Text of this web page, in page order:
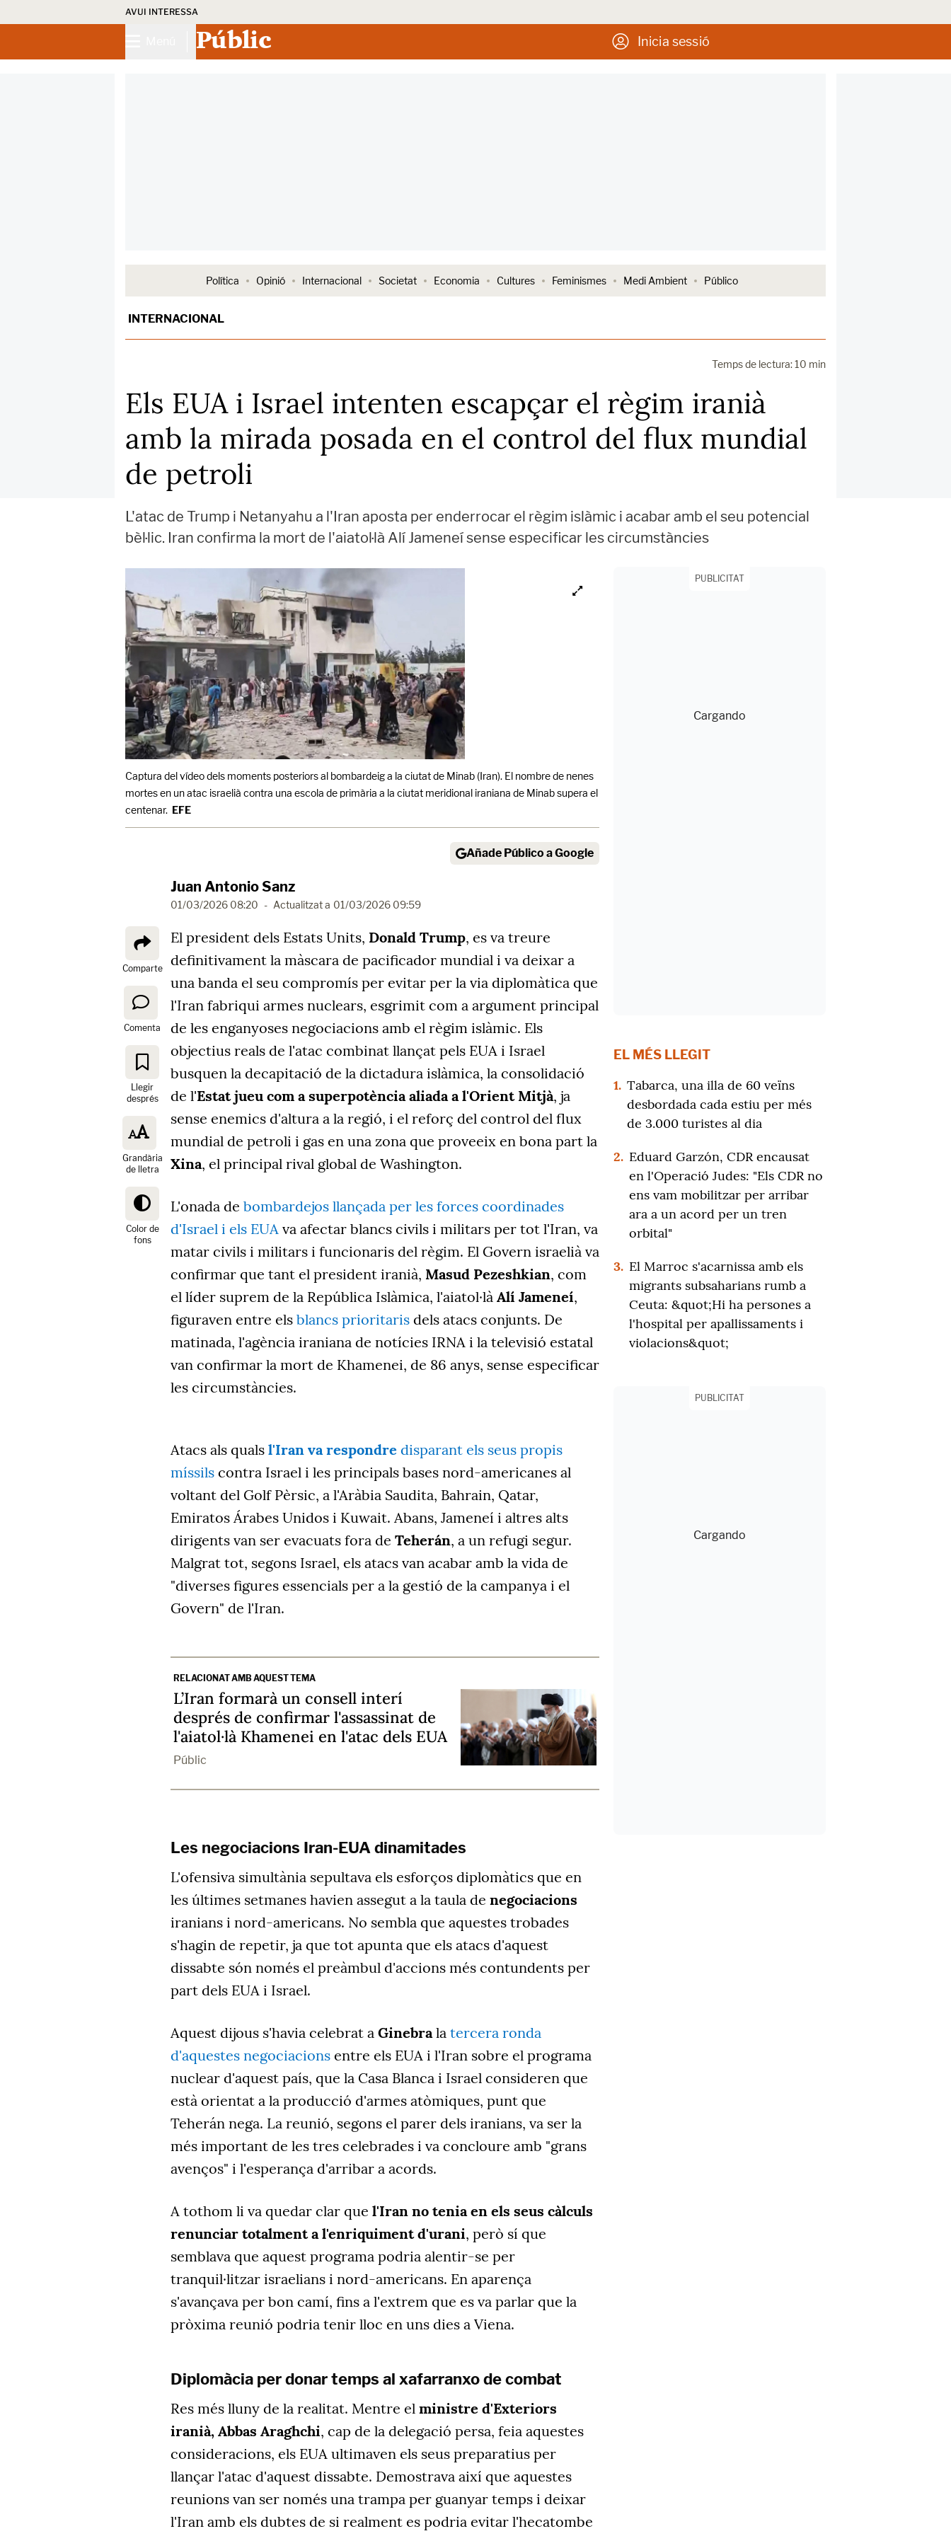
AVUI INTERESSA
Públic Inicia sessió
Política Opinió Internacional Societat Economia Cultures Feminismes Medi Ambient Público
INTERNACIONAL
Temps de lectura: 10 min
Els EUA i Israel intenten escapçar el règim iranià
amb la mirada posada en el control del flux mundial
de petroli
L'atac de Trump i Netanyahu a l'Iran aposta per enderrocar el règim islàmic i acabar amb el seu potencial
bèl·lic. Iran confirma la mort de l'aiatol·là Alí Jameneí sense especificar les circumstàncies
Captura del vídeo dels moments posteriors al bombardeig a la ciutat de Minab (Iran). El nombre de nenes
mortes en un atac israelià contra una escola de primària a la ciutat meridional iraniana de Minab supera el
centenar. EFE
Añade Público a Google
Juan Antonio Sanz
01/03/2026 08:20 - Actualitzat a 01/03/2026 09:59
Comparte
Comenta
Llegir
després
Grandària
de lletra
Color de
fons
El president dels Estats Units, Donald Trump, es va treure
definitivament la màscara de pacificador mundial i va deixar a
una banda el seu compromís per evitar per la via diplomàtica que
l'Iran fabriqui armes nuclears, esgrimit com a argument principal
de les enganyoses negociacions amb el règim islàmic. Els
objectius reals de l'atac combinat llançat pels EUA i Israel
busquen la decapitació de la dictadura islàmica, la consolidació
de l'Estat jueu com a superpotència aliada a l'Orient Mitjà, ja
sense enemics d'altura a la regió, i el reforç del control del flux
mundial de petroli i gas en una zona que proveeix en bona part la
Xina, el principal rival global de Washington.
L'onada de bombardejos llançada per les forces coordinades
d'Israel i els EUA va afectar blancs civils i militars per tot l'Iran, va
matar civils i militars i funcionaris del règim. El Govern israelià va
confirmar que tant el president iranià, Masud Pezeshkian, com
el líder suprem de la República Islàmica, l'aiatol·là Alí Jameneí,
figuraven entre els blancs prioritaris dels atacs conjunts. De
matinada, l'agència iraniana de notícies IRNA i la televisió estatal
van confirmar la mort de Khamenei, de 86 anys, sense especificar
les circumstàncies.
Atacs als quals l'Iran va respondre disparant els seus propis
míssils contra Israel i les principals bases nord-americanes al
voltant del Golf Pèrsic, a l'Aràbia Saudita, Bahrain, Qatar,
Emiratos Árabes Unidos i Kuwait. Abans, Jameneí i altres alts
dirigents van ser evacuats fora de Teherán, a un refugi segur.
Malgrat tot, segons Israel, els atacs van acabar amb la vida de
"diverses figures essencials per a la gestió de la campanya i el
Govern" de l'Iran.
RELACIONAT AMB AQUEST TEMA
L’Iran formarà un consell interí
després de confirmar l'assassinat de
l'aiatol·là Khamenei en l'atac dels EUA
Públic
Les negociacions Iran-EUA dinamitades
L'ofensiva simultània sepultava els esforços diplomàtics que en
les últimes setmanes havien assegut a la taula de negociacions
iranians i nord-americans. No sembla que aquestes trobades
s'hagin de repetir, ja que tot apunta que els atacs d'aquest
dissabte són només el preàmbul d'accions més contundents per
part dels EUA i Israel.
Aquest dijous s'havia celebrat a Ginebrala tercera ronda
d'aquestes negociacions entre els EUA i l'Iran sobre el programa
nuclear d'aquest país, que la Casa Blanca i Israel consideren que
està orientat a la producció d'armes atòmiques, punt que
Teherán nega. La reunió, segons el parer dels iranians, va ser la
més important de les tres celebrades i va concloure amb "grans
avenços" i l'esperança d'arribar a acords.
A tothom li va quedar clar que l'Iran no tenia en els seus càlculs
renunciar totalment a l'enriquiment d'urani, però sí que
semblava que aquest programa podria alentir-se per
tranquil·litzar israelians i nord-americans. En aparença
s'avançava per bon camí, fins a l'extrem que es va parlar que la
pròxima reunió podria tenir lloc en uns dies a Viena.
Diplomàcia per donar temps al xafarranxo de combat
Res més lluny de la realitat. Mentre el ministre d'Exteriors
iranià, Abbas Araghchi, cap de la delegació persa, feia aquestes
consideracions, els EUA ultimaven els seus preparatius per
llançar l'atac d'aquest dissabte. Demostrava així que aquestes
reunions van ser només una trampa per guanyar temps i deixar
l'Iran amb els dubtes de si realment es podria evitar l'hecatombe
PUBLICITAT
EL MÉS LLEGIT
1. Tabarca, una illa de 60 veïns
desbordada cada estiu per més
de 3.000 turistes al dia
2. Eduard Garzón, CDR encausat
en l'Operació Judes: "Els CDR no
ens vam mobilitzar per arribar
ara a un acord per un tren
orbital"
3. El Marroc s'acarnissa amb els
migrants subsaharians rumb a
Ceuta: &quot;Hi ha persones a
l'hospital per apallissaments i
violacions&quot;
PUBLICITAT